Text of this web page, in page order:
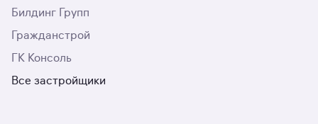
Билдинг Групп
Гражданстрой
ГК Консоль
Все застройщики